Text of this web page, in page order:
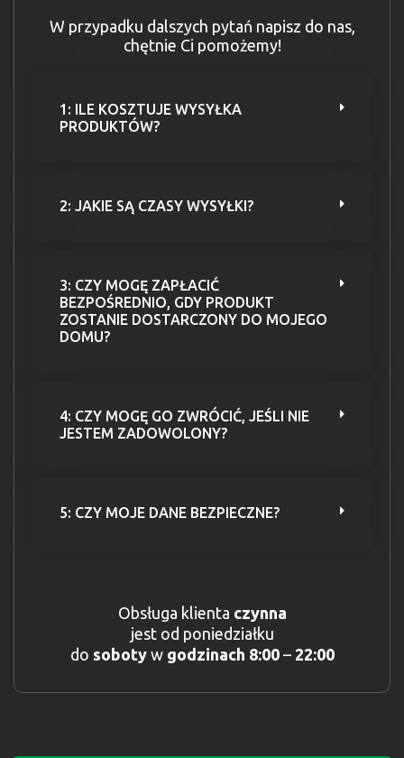
W przypadku dalszych pytań napisz do nas,
chętnie Ci pomożemy!
1: ILE KOSZTUJE WYSYŁKA
PRODUKTÓW?
2: JAKIE SĄ CZASY WYSYŁKI?
3: CZY MOGĘ ZAPŁACIĆ
BEZPOŚREDNIO, GDY PRODUKT
ZOSTANIE DOSTARCZONY DO MOJEGO
DOMU?
4: CZY MOGĘ GO ZWRÓCIĆ, JEŚLI NIE
JESTEM ZADOWOLONY?
5: CZY MOJE DANE BEZPIECZNE?
Obsługa klienta czynna
jest od poniedziałku
do sobotyw godzinach 8:00– 22:00